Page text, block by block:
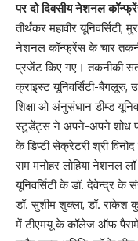
पर दो दिवसीय नेशनल
तीर्थंकर महावीर
नेशनल कॉन्फ्रेंस के चार
प्रजेंट किए गए। तकनीकी
क्राइस्ट यूनिवर्सिटी-बैंगलूरु,
शिक्षा ओ अंनुसंधान डीम्ड
स्टुडेंट्स ने अपने-अपने शोध
के डिप्टी सेक्रेटरी श्री
राम मनोहर लोहिया नेशनल
यूनिवर्सिटी के डॉ. देवेन्द्र
डॉ. सुशीम शुक्ला, डॉ. राकेश
में टीएमयू के कॉलेज ऑफ